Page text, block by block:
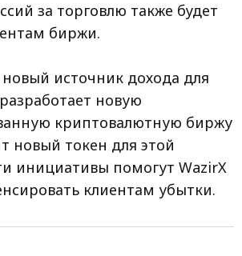
за торговлю также будет
биржи.
источник дохода для
новую
криптовалютную биржу
новый токен для этой
инициативы помогут WazirX
клиентам убытки.